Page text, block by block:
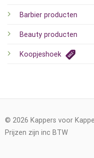
Barbier producten
Beauty producten
Koopjeshoek
© 2026 Kappers voor
Prijzen zijn inc BTW